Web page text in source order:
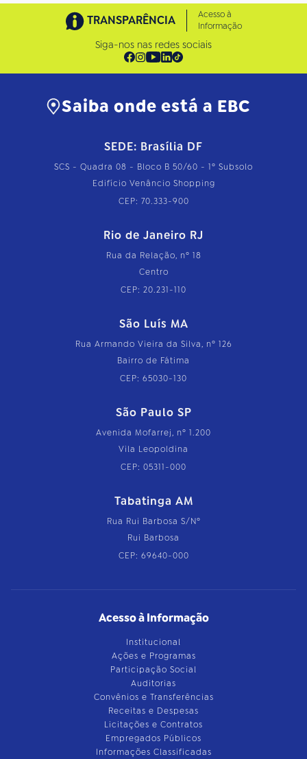
TRANSPARÊNCIA
Acesso à
Informação
Siga-nos nas redes sociais
Saiba onde está a EBC
SEDE: Brasília DF
SCS - Quadra 08 - Bloco B 50/60 - 1º Subsolo
Edifício Venâncio Shopping
CEP: 70.333-900
Rio de Janeiro RJ
Rua da Relação, nº 18
Centro
CEP: 20.231-110
São Luís MA
Rua Armando Vieira da Silva, nº 126
Bairro de Fátima
CEP: 65030-130
São Paulo SP
Avenida Mofarrej, nº 1.200
Vila Leopoldina
CEP: 05311-000
Tabatinga AM
Rua Rui Barbosa S/Nº
Rui Barbosa
CEP: 69640-000
Acesso à Informação
Institucional
Ações e Programas
Participação Social
Auditorias
Convênios e Transferências
Receitas e Despesas
Licitações e Contratos
Empregados Públicos
Informações Classificadas